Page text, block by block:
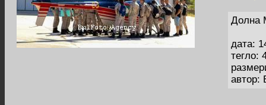
Долна
дата:
тегло:
автор: